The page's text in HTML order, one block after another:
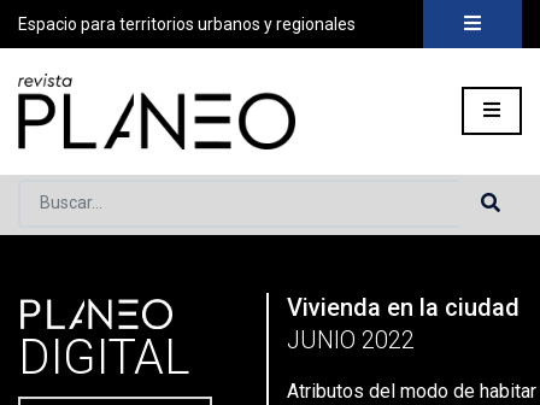
Espacio para territorios urbanos y regionales
Buscar...
Portada» Planeo Hoy Atributos del modo de habitar
PLANEO
DIGITAL
Vivienda en la ciudad
JUNIO 2022
Atributos del modo de habitar